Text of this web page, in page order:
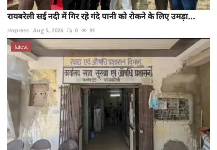
रायबरेली सई नदी में गिर रहे गंदे पानी को रोकने के लिए उमड़ा...
rexpress Aug 5, 2026 0 91
latest